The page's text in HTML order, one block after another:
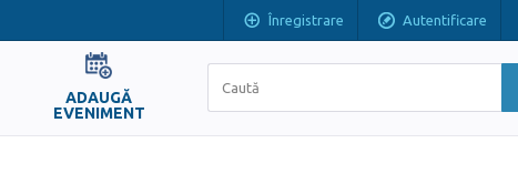
Înregistrare Autentificare
ADAUGĂ
EVENIMENT